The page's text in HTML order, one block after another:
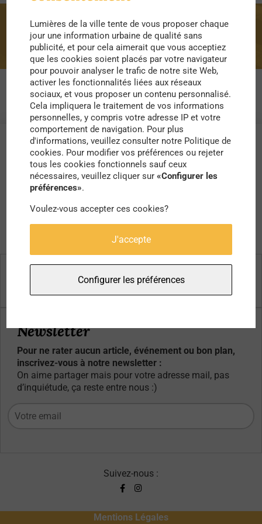
circularité
Newsletter
Pour ne rater aucun article, événement ou bon plan,
inscrivez-vous à notre newsletter :
On aime partager mais pour votre adresse mail, pas
d’inquiétude, ça reste entre nous :)
Suivez-nous :
Mentions Légales
Lumières de la ville tente de vous proposer chaque
jour une information urbaine de qualité sans
publicité, et pour cela aimerait que vous acceptiez
que les cookies soient placés par votre navigateur
pour pouvoir analyser le trafic de notre site Web,
activer les fonctionnalités liées aux réseaux
sociaux, et vous proposer un contenu personnalisé.
Cela impliquera le traitement de vos informations
personnelles, y compris votre adresse IP et votre
comportement de navigation. Pour plus
d'informations, veuillez consulter notre Politique de
cookies. Pour modifier vos préférences ou rejeter
tous les cookies fonctionnels sauf ceux
nécessaires, veuillez cliquer sur«Configurer les
préférences».
Voulez-vous accepter ces cookies?
J'accepte
Configurer les préférences